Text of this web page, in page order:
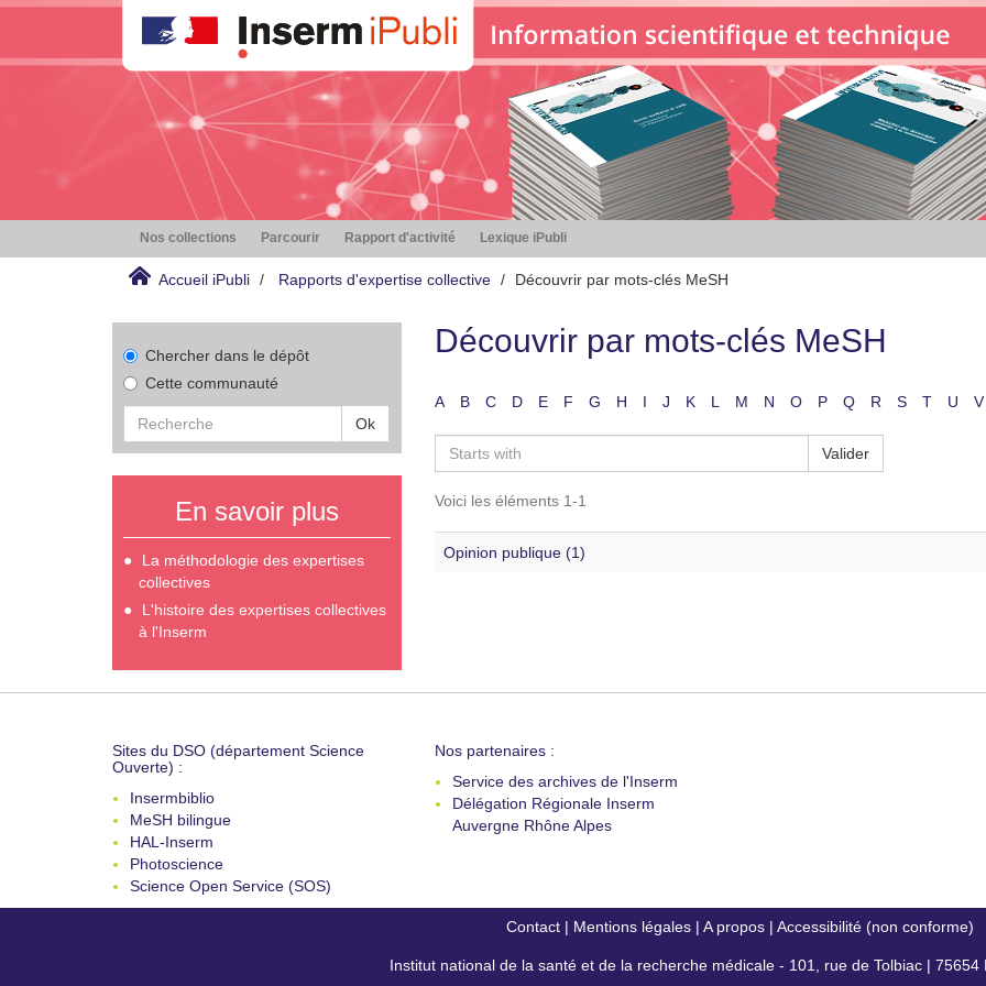
Nos collections Parcourir Rapport d'activité Lexique iPubli
Accueil iPubli Rapports d'expertise collective Découvrir par mots-clés MeSH
Chercher dans le dépôt
Cette communauté
Ok
En savoir plus
La méthodologie des expertises
collectives
L'histoire des expertises collectives
à l'Inserm
Découvrir par mots-clés MeSH
A B C D E F G H I J K L M N O P Q R S T U V
Valider
Voici les éléments 1-1
Opinion publique (1)
Sites du DSO (département Science
Ouverte) :
Insermbiblio
MeSH bilingue
HAL-Inserm
Photoscience
Science Open Service (SOS)
Nos partenaires :
Service des archives de l'Inserm
Délégation Régionale Inserm
Auvergne Rhône Alpes
Contact| Mentions légales| A propos| Accessibilité (non conforme)
Institut national de la santé et de la recherche médicale - 101, rue de Tolbiac | 75654